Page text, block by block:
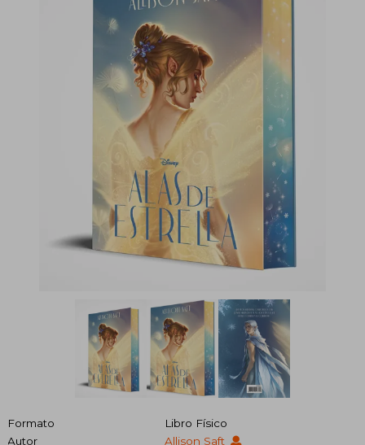
Formato
Libro Físico
Autor
Allison Saft